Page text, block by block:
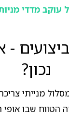
עוקב מדדי
-
נכון?
מנייתי
הטווח שבו